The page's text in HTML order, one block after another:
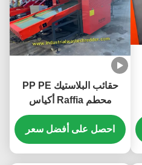
حقائب البلاستيك PP PE
محطم Raffia أكياس
منسوجة طاحونة أكياس
التسوق كسارة سعة كبيرة
احصل على أفضل سعر